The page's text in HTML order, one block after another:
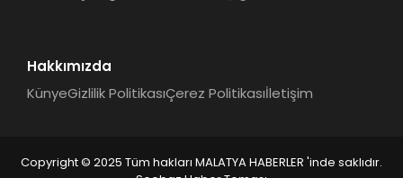
Hakkımızda
KünyeGizlilik PolitikasıÇerez Politikasıİletişim
Copyright © 2025 Tüm hakları MALATYA HABERLER 'inde saklıdır.